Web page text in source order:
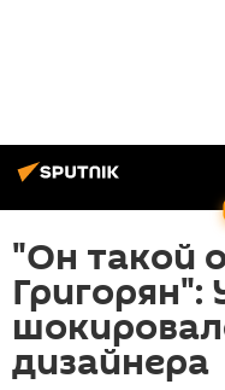
"Он такой
Григорян":
дизайнера